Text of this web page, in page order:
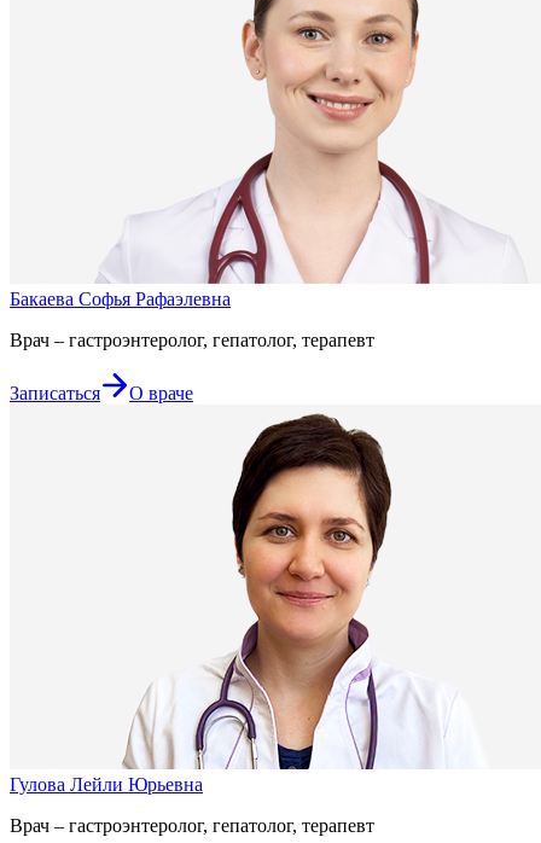
Бакаева Софья Рафаэлевна
Врач – гастроэнтеролог, гепатолог, терапевт
Записаться О враче
Гулова Лейли Юрьевна
Врач – гастроэнтеролог, гепатолог, терапевт